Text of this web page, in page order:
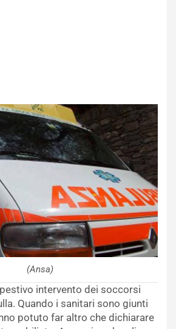
(Ansa)
intervento dei soccorsi
Quando i sanitari sono giunti
potuto far altro che dichiarare